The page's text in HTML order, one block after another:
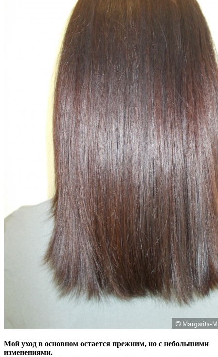
Мой уход в основном остается прежним, но с небольшими
изменениями.